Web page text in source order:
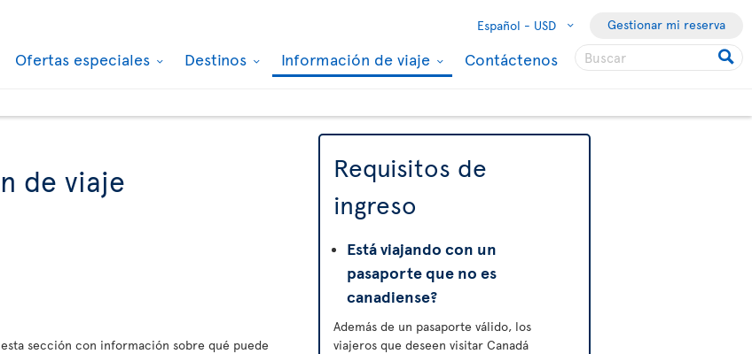
Español - USD Gestionar mi reserva
Ofertas especiales Destinos Información de viaje Contáctenos
de viaje
sección con información sobre qué puede
Requisitos de
ingreso
Está viajando con un
pasaporte que no es
canadiense?
Además de un pasaporte válido, los
viajeros que deseen visitar Canadá